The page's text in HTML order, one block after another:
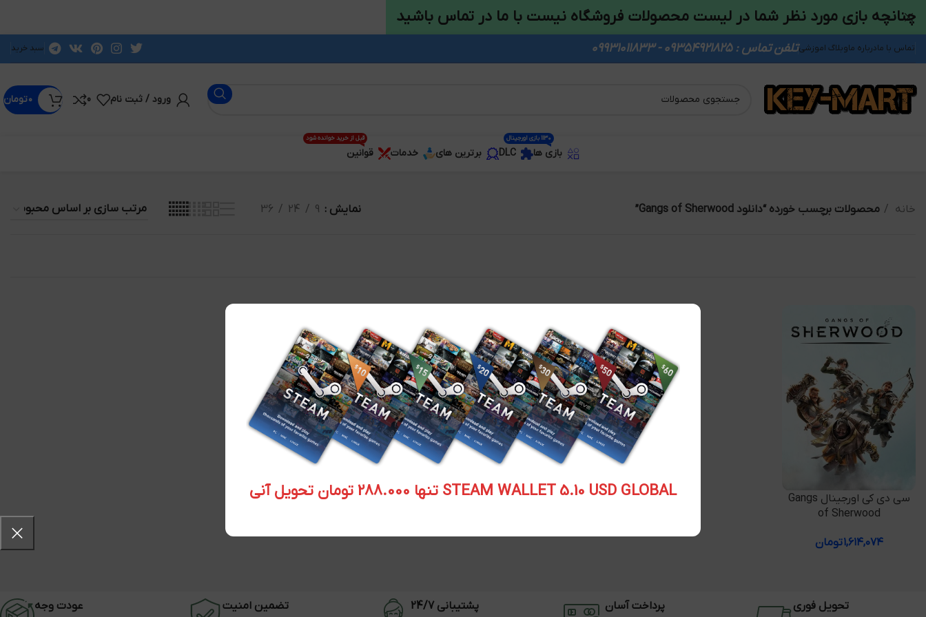
STEAM WALLET 5.10 USD GLOBAL تنها 288.000 تومان تحویل آنی
تماس با مادرباره ماوبلاگ اموزشیتلفن تماس : 09354921825 - 09931011833 سبد خرید
ورود / ثبت نام 0 ۰تومان
بازی ها
1130 بازی اورجینال
DLC برترین های خدمات قوانین
قبل از خرید خوانده شود
خانه محصولات برچسب خورده “دانلود Gangs of Sherwood” نمایش 9
24
36
افزودن به سبد خرید
سی دی کی اورجینال Gangs
of Sherwood
۱,۶۱۴,۰۷۴تومان
تحویل فوری پرداخت آسان پشتیبانی 24/7 تضمین امنیت عودت وجه
چنانچه بازی مورد نظر شما در لیست محصولات فروشگاه نیست با ما در تماس باشید